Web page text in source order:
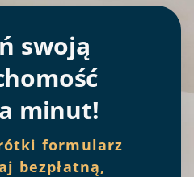
swoją
minut!
formularz
bezpłatną,